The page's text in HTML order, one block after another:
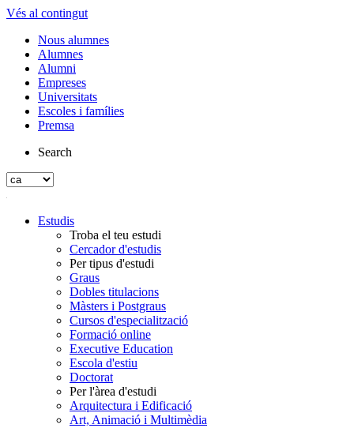
Vés al contingut
Nous alumnes
Alumnes
Alumni
Empreses
Universitats
Escoles i famílies
Premsa
Search
Estudis
Troba el teu estudi
Cercador d'estudis
Per tipus d'estudi
Graus
Dobles titulacions
Màsters i Postgraus
Cursos d'especialització
Formació online
Executive Education
Escola d'estiu
Doctorat
Per l'àrea d'estudi
Arquitectura i Edificació
Art, Animació i Multimèdia